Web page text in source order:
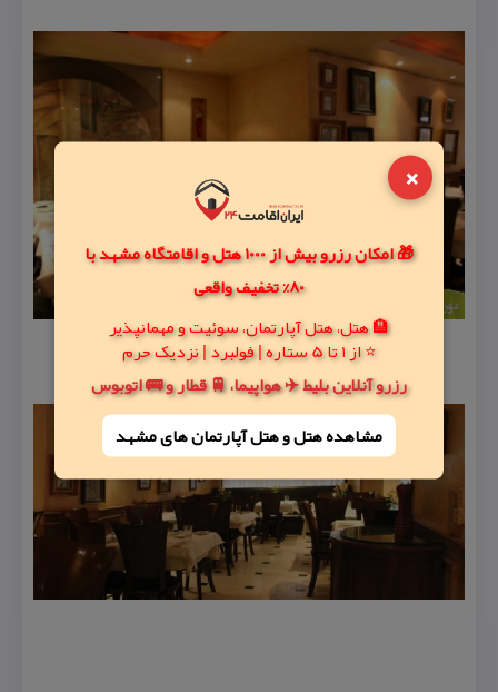
×
🎁 امکان رزرو بیش از 1000 هتل و اقامتگاه مشهد با
80% تخفیف واقعی
🏨 هتل، هتل آپارتمان، سوئیت و مهمانپذیر
⭐ از 1 تا 5 ستاره | فولبرد | نزدیک حرم
رزرو آنلاین بلیط ✈️ هواپیما، 🚆 قطار و 🚌 اتوبوس
مشاهده هتل و هتل‌ آپارتمان های مشهد